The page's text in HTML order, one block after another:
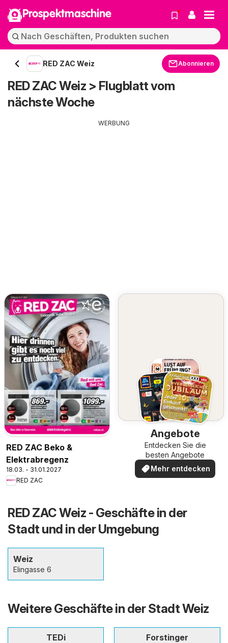
Prospektmaschine
RED ZAC Weiz Abonnieren
RED ZAC Weiz > Flugblatt vom
nächste Woche
WERBUNG
RED ZAC Beko &
Elektrabregenz
18.03. - 31.01.2027
RED ZAC
Angebote
Entdecken Sie die
besten Angebote
Mehr entdecken
RED ZAC Weiz - Geschäfte in der
Stadt und in der Umgebung
Weiz
Elingasse 6
Weitere Geschäfte in der Stadt Weiz
TEDi
Forstinger